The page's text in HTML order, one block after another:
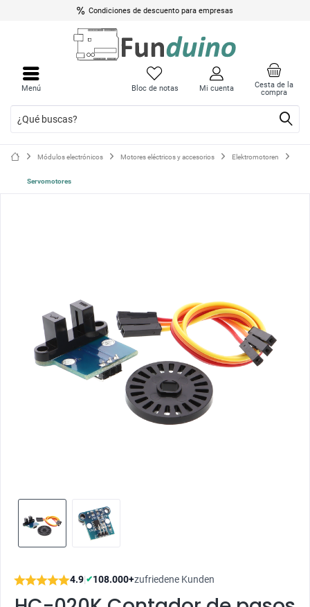
Condiciones de descuento para empresas
Cesta de la
compra
Bloc de notas Mi cuenta
Menú
Módulos electrónicos Motores eléctricos y accesorios Elektromotoren
Servomotores
4.9|✔108.000+zufriedene Kunden